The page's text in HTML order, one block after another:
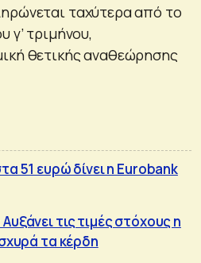
ταχύτερα από το
γ’ τριμήνου,
θετικής αναθεώρησης
51 ευρώ δίνει η Eurobank
τις τιμές στόχους η
τα κέρδη